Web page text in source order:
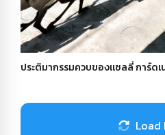
ประติมากรรมควบของแซลลี่ การ์ดเ
Load